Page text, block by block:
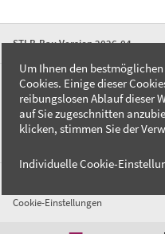
STLB-Bau Version 2026-04
FAQ
Kontakt
Datenschutzerklärung
Cookie-Einstellungen
Um Ihnen den
Cookies. Einige dieser
reibungslosen Ablauf dieser
auf Sie zugeschnitten
klicken, stimmen Sie der
Individuelle Cookie-